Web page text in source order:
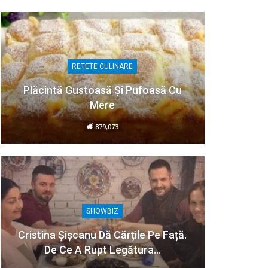
RETETE CULINARE
Plăcintă Gustoasă Și Pufoasă Cu
Mere
879,073
SHOWBIZ
Cristina Șișcanu Dă Cărțile Pe Față.
De Ce A Rupt Legătura…